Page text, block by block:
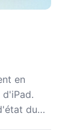
en
du…